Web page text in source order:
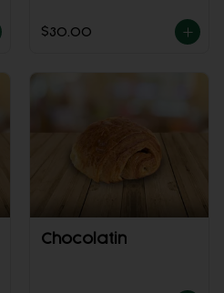
$30.00
Chocolatin